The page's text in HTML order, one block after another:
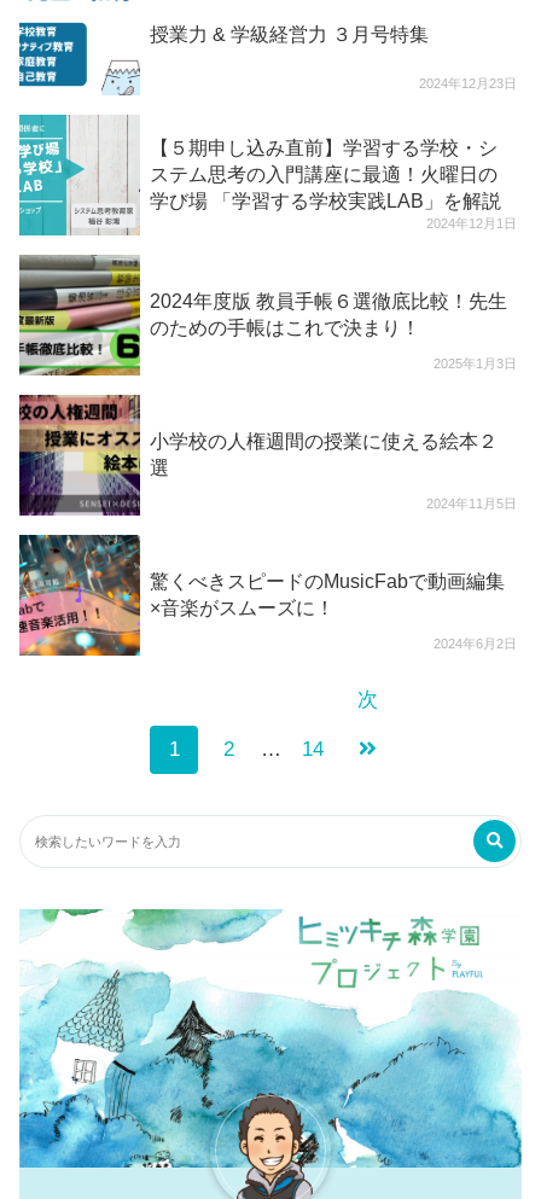
2024年12月23日
授業力 & 学級経営力 ３月号特集
2024年12月1日
【５期申し込み直前】学習する学校・シ
ステム思考の入門講座に最適！火曜日の
学び場 「学習する学校実践LAB」を解説
2025年1月3日
2024年度版 教員手帳６選徹底比較！先生
のための手帳はこれで決まり！
2024年11月5日
小学校の人権週間の授業に使える絵本２
選
2024年6月2日
驚くべきスピードのMusicFabで動画編集
×音楽がスムーズに！
1 2 … 14
次